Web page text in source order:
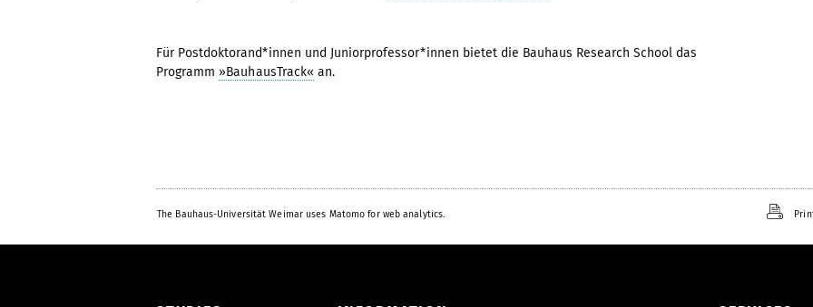
Für Postdoktorand*innen und Juniorprofessor*innen bietet die Bauhaus Research School das
Programm »BauhausTrack« an.
The Bauhaus-Universität Weimar uses Matomo for web analytics.